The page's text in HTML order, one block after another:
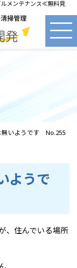
メンテナンス≪無料見
グ
無いようです No.255
ようで
、住んでいる場所